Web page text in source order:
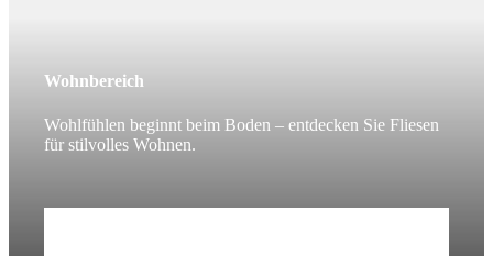
Wohnbereich
Wohlfühlen beginnt beim Boden – entdecken Sie Fliesen
für stilvolles Wohnen.